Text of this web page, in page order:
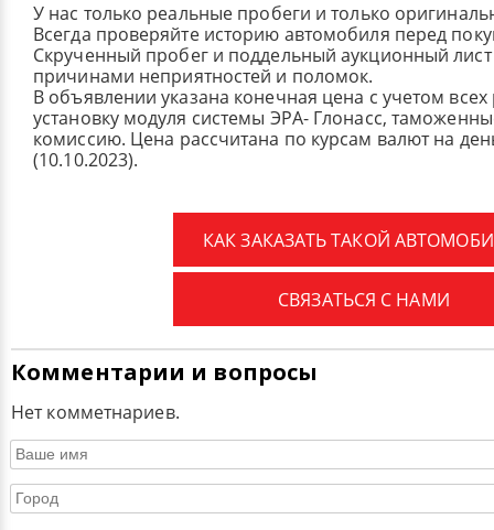
У нас только реальные пробеги и только
Всегда проверяйте историю автомобиля перед
Скрученный пробег и поддельный аукционный лист
причинами неприятностей и поломок.
В объявлении указана конечная цена с учетом
установку модуля системы ЭРА- Глонасс,
комиссию. Цена рассчитана по курсам валют на
(10.10.2023).
КАК ЗАКАЗАТЬ ТАКОЙ
СВЯЗАТЬСЯ С НАМИ
Комментарии и вопросы
Нет комметнариев.